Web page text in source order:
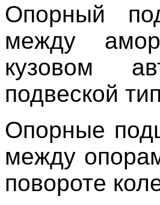
Опорный
между
кузовом
подвеской
Опорные
между
повороте